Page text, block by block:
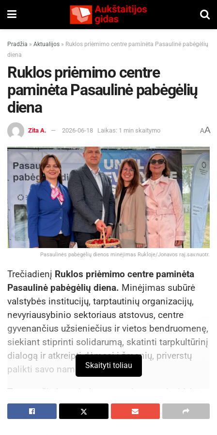
Pradžia » Aktualijos » Ruklos priėmimo centre paminėta Pasaulinė pabėgėlių
diena
Ruklos priėmimo centre
paminėta Pasaulinė pabėgėlių
diena
Zita A. 2026-06-18 Laikas: 1 min skaitymo AA
Pasaulinės pabėgėlių dienos minėjimas Rukloje/Jonavos raj.sav.nuotr.
Trečiadienį Ruklos priėmimo centre paminėta
Pasaulinė pabėgėlių diena. Minėjimas subūrė
valstybės institucijų, tarptautinių organizacijų,
nevyriausybinio sektoriaus atstovus, centre
gyvenančius užsieniečius ir vietos bendruomenę,
siekiant stiprinti solidarumą, skatinti tarpkultūrinį
dialogą ir atkreipti dėmesį į žmonių, priverstų
palikti savo namus, patirtis.
Tarp svečių buvo ir Jonavos rajono savivaldybės
administracijos direktoriaus pavaduotoja Lineta
Jakimavičienė bei Jonavos rajono savivaldybės
Skaityti toliau